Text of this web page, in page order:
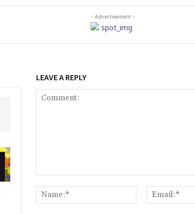
- Advertisement -
LEAVE A REPLY
Name:*